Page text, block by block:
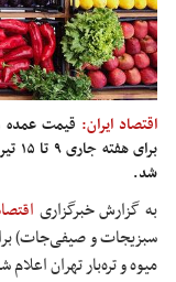
اقتصاد ایران: قیمت عمده
شد.
به گزارش خبرگزاری
میوه و تره‌بار تهران اعلام